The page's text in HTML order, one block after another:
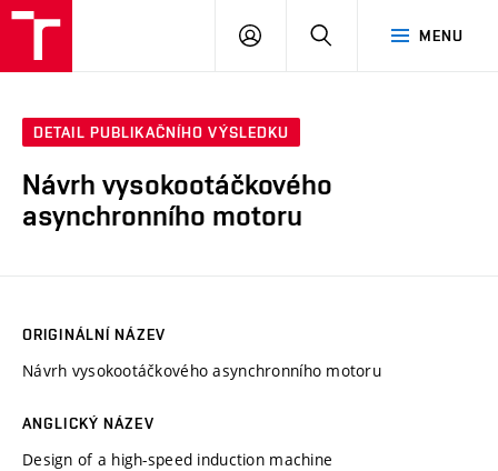
MENU
PŘIHLÁSIT
DETAIL PUBLIKAČNÍHO VÝSLEDKU
Návrh vysokootáčkového
asynchronního motoru
ORIGINÁLNÍ NÁZEV
Návrh vysokootáčkového asynchronního motoru
ANGLICKÝ NÁZEV
Design of a high-speed induction machine